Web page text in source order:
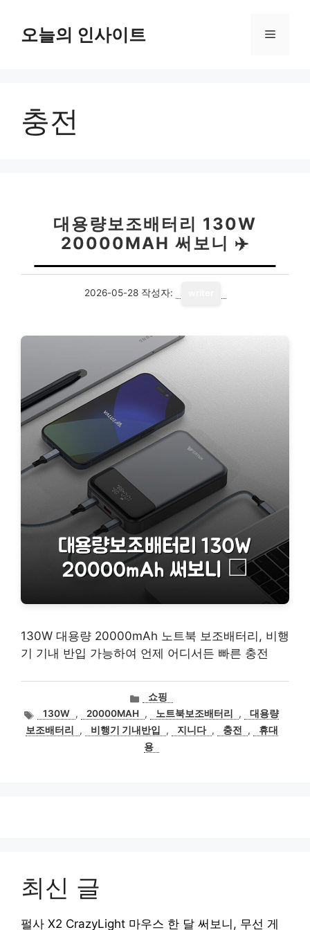
오늘의 인사이트 메
충전
대용량보조배터리 130W
20000MAH 써보니 ✈️
2026-05-28 작성자:
130W 대용량 20000mAh 노트북 보조배터리, 비행
기 기내 반입 가능하여 언제 어디서든 빠른 충전
카
고
리
쇼핑
태
그
130W , 20000MAH , 노트북보조배터리 ,
대용량
보조배터리
, 비행기 기내반입 , 지니다 , 충전 ,
휴대
용
최신 글
펄사 X2 CrazyLight 마우스 한 달 써보니, 무선 게